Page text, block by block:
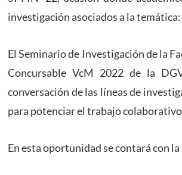
investigación asociados a la
El Seminario de Investigación de la
Concursable VcM 2022 de la
conversación de las líneas de
para potenciar el trabajo
En esta oportunidad se contará con